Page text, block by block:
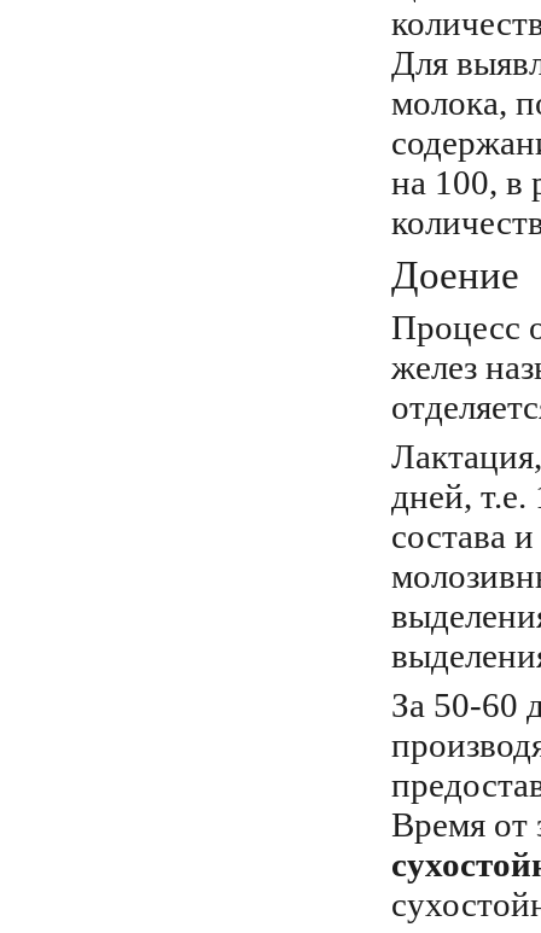
Для
молока,
на 100, в
Доение
Процесс
желез
дней,
состава
За 50-60
Время от